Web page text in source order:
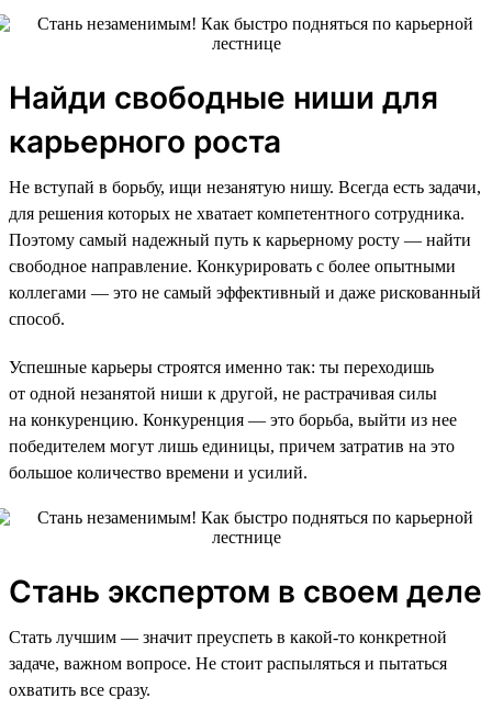
Найди свободные ниши для
карьерного роста
Не вступай в борьбу, ищи незанятую нишу. Всегда есть задачи,
для решения которых не хватает компетентного сотрудника.
Поэтому самый надежный путь к карьерному росту — найти
свободное направление. Конкурировать с более опытными
коллегами — это не самый эффективный и даже рискованный
способ.
Успешные карьеры строятся именно так: ты переходишь
от одной незанятой ниши к другой, не растрачивая силы
на конкуренцию. Конкуренция — это борьба, выйти из нее
победителем могут лишь единицы, причем затратив на это
большое количество времени и усилий.
Стань экспертом в своем деле
Стать лучшим — значит преуспеть в какой-то конкретной
задаче, важном вопросе. Не стоит распыляться и пытаться
охватить все сразу.